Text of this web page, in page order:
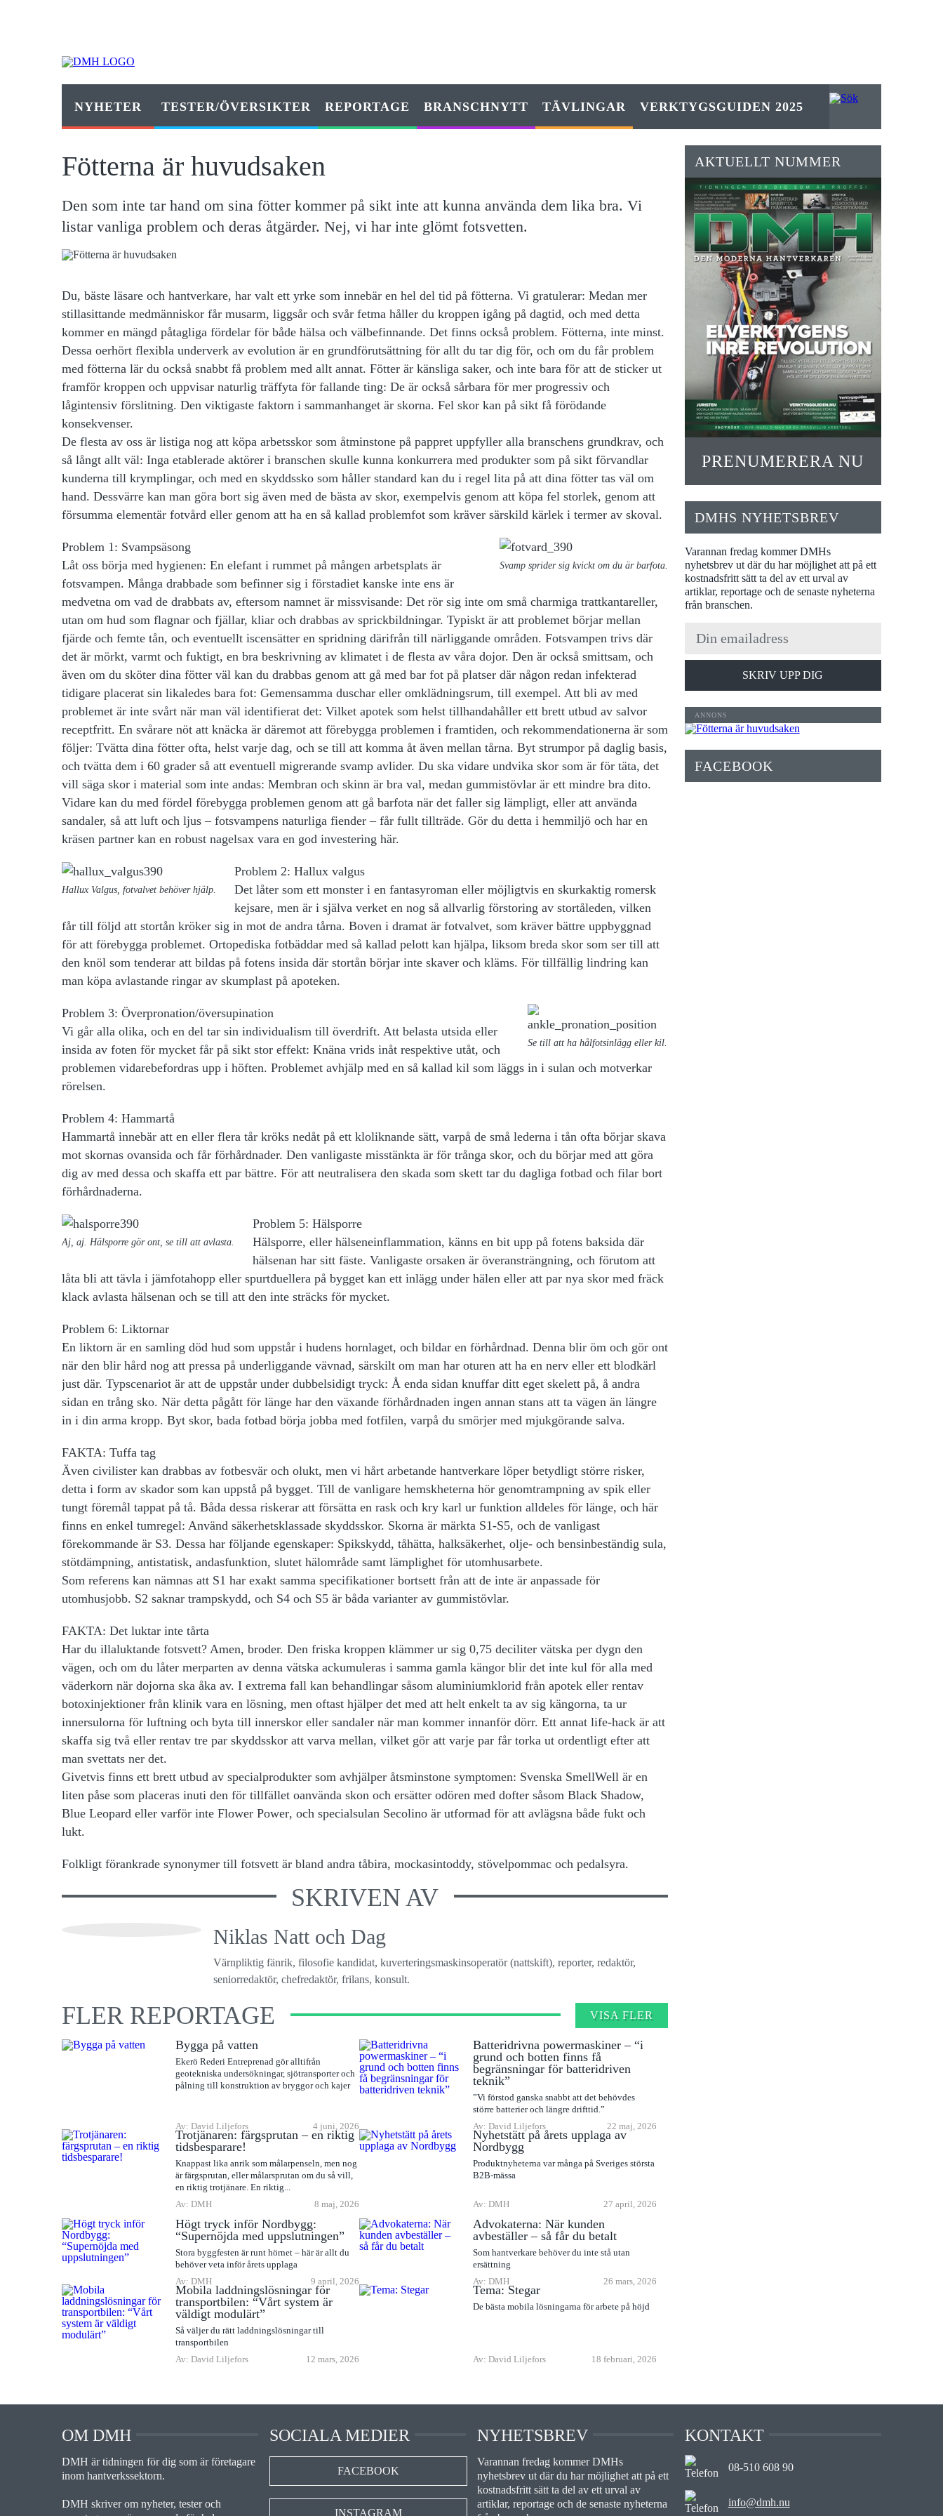
NYHETER TESTER/ÖVERSIKTER REPORTAGE BRANSCHNYTT TÄVLINGAR VERKTYGSGUIDEN 2025
Fötterna är huvudsaken
Den som inte tar hand om sina fötter kommer på sikt inte att kunna använda dem lika bra. Vi
listar vanliga problem och deras åtgärder. Nej, vi har inte glömt fotsvetten.
Du, bäste läsare och hantverkare, har valt ett yrke som innebär en hel del tid på fötterna. Vi gratulerar: Medan mer
stillasittande medmänniskor får musarm, liggsår och svår fetma håller du kroppen igång på dagtid, och med detta
kommer en mängd påtagliga fördelar för både hälsa och välbefinnande. Det finns också problem. Fötterna, inte minst.
Dessa oerhört flexibla underverk av evolution är en grundförutsättning för allt du tar dig för, och om du får problem
med fötterna lär du också snabbt få problem med allt annat. Fötter är känsliga saker, och inte bara för att de sticker ut
framför kroppen och uppvisar naturlig träffyta för fallande ting: De är också sårbara för mer progressiv och
lågintensiv förslitning. Den viktigaste faktorn i sammanhanget är skorna. Fel skor kan på sikt få förödande
konsekvenser.
De flesta av oss är listiga nog att köpa arbetsskor som åtminstone på pappret uppfyller alla branschens grundkrav, och
så långt allt väl: Inga etablerade aktörer i branschen skulle kunna konkurrera med produkter som på sikt förvandlar
kunderna till krymplingar, och med en skyddssko som håller standard kan du i regel lita på att dina fötter tas väl om
hand. Dessvärre kan man göra bort sig även med de bästa av skor, exempelvis genom att köpa fel storlek, genom att
försumma elementär fotvård eller genom att ha en så kallad problemfot som kräver särskild kärlek i termer av skoval.
Svamp sprider sig kvickt om du är barfota.
Problem 1: Svampsäsong
Låt oss börja med hygienen: En elefant i rummet på mången arbetsplats är
fotsvampen. Många drabbade som befinner sig i förstadiet kanske inte ens är
medvetna om vad de drabbats av, eftersom namnet är missvisande: Det rör sig inte om små charmiga trattkantareller,
utan om hud som flagnar och fjällar, kliar och drabbas av sprickbildningar. Typiskt är att problemet börjar mellan
fjärde och femte tån, och eventuellt iscensätter en spridning därifrån till närliggande områden. Fotsvampen trivs där
det är mörkt, varmt och fuktigt, en bra beskrivning av klimatet i de flesta av våra dojor. Den är också smittsam, och
även om du sköter dina fötter väl kan du drabbas genom att gå med bar fot på platser där någon redan infekterad
tidigare placerat sin likaledes bara fot: Gemensamma duschar eller omklädningsrum, till exempel. Att bli av med
problemet är inte svårt när man väl identifierat det: Vilket apotek som helst tillhandahåller ett brett utbud av salvor
receptfritt. En svårare nöt att knäcka är däremot att förebygga problemen i framtiden, och rekommendationerna är som
följer: Tvätta dina fötter ofta, helst varje dag, och se till att komma åt även mellan tårna. Byt strumpor på daglig basis,
och tvätta dem i 60 grader så att eventuell migrerande svamp avlider. Du ska vidare undvika skor som är för täta, det
vill säga skor i material som inte andas: Membran och skinn är bra val, medan gummistövlar är ett mindre bra dito.
Vidare kan du med fördel förebygga problemen genom att gå barfota när det faller sig lämpligt, eller att använda
sandaler, så att luft och ljus – fotsvampens naturliga fiender – får fullt tillträde. Gör du detta i hemmiljö och har en
kräsen partner kan en robust nagelsax vara en god investering här.
Hallux Valgus, fotvalvet behöver hjälp.
Problem 2: Hallux valgus
Det låter som ett monster i en fantasyroman eller möjligtvis en skurkaktig romersk
kejsare, men är i själva verket en nog så allvarlig förstoring av stortåleden, vilken
får till följd att stortån kröker sig in mot de andra tårna. Boven i dramat är fotvalvet, som kräver bättre uppbyggnad
för att förebygga problemet. Ortopediska fotbäddar med så kallad pelott kan hjälpa, liksom breda skor som ser till att
den knöl som tenderar att bildas på fotens insida där stortån börjar inte skaver och kläms. För tillfällig lindring kan
man köpa avlastande ringar av skumplast på apoteken.
Se till att ha hålfotsinlägg eller kil.
Problem 3: Överpronation/översupination
Vi går alla olika, och en del tar sin individualism till överdrift. Att belasta utsida eller
insida av foten för mycket får på sikt stor effekt: Knäna vrids inåt respektive utåt, och
problemen vidarebefordras upp i höften. Problemet avhjälp med en så kallad kil som läggs in i sulan och motverkar
rörelsen.
Problem 4: Hammartå
Hammartå innebär att en eller flera tår kröks nedåt på ett kloliknande sätt, varpå de små lederna i tån ofta börjar skava
mot skornas ovansida och får förhårdnader. Den vanligaste misstänkta är för trånga skor, och du börjar med att göra
dig av med dessa och skaffa ett par bättre. För att neutralisera den skada som skett tar du dagliga fotbad och filar bort
förhårdnaderna.
Aj, aj. Hälsporre gör ont, se till att avlasta.
Problem 5: Hälsporre
Hälsporre, eller hälseneinflammation, känns en bit upp på fotens baksida där
hälsenan har sitt fäste. Vanligaste orsaken är överansträngning, och förutom att
låta bli att tävla i jämfotahopp eller spurtduellera på bygget kan ett inlägg under hälen eller att par nya skor med fräck
klack avlasta hälsenan och se till att den inte sträcks för mycket.
Problem 6: Liktornar
En liktorn är en samling död hud som uppstår i hudens hornlaget, och bildar en förhårdnad. Denna blir öm och gör ont
när den blir hård nog att pressa på underliggande vävnad, särskilt om man har oturen att ha en nerv eller ett blodkärl
just där. Typscenariot är att de uppstår under dubbelsidigt tryck: Å enda sidan knuffar ditt eget skelett på, å andra
sidan en trång sko. När detta pågått för länge har den växande förhårdnaden ingen annan stans att ta vägen än längre
in i din arma kropp. Byt skor, bada fotbad börja jobba med fotfilen, varpå du smörjer med mjukgörande salva.
FAKTA: Tuffa tag
Även civilister kan drabbas av fotbesvär och olukt, men vi hårt arbetande hantverkare löper betydligt större risker,
detta i form av skador som kan uppstå på bygget. Till de vanligare hemskheterna hör genomtrampning av spik eller
tungt föremål tappat på tå. Båda dessa riskerar att försätta en rask och kry karl ur funktion alldeles för länge, och här
finns en enkel tumregel: Använd säkerhetsklassade skyddsskor. Skorna är märkta S1-S5, och de vanligast
förekommande är S3. Dessa har följande egenskaper: Spikskydd, tåhätta, halksäkerhet, olje- och bensinbeständig sula,
stötdämpning, antistatisk, andasfunktion, slutet hälområde samt lämplighet för utomhusarbete.
Som referens kan nämnas att S1 har exakt samma specifikationer bortsett från att de inte är anpassade för
utomhusjobb. S2 saknar trampskydd, och S4 och S5 är båda varianter av gummistövlar.
FAKTA: Det luktar inte tårta
Har du illaluktande fotsvett? Amen, broder. Den friska kroppen klämmer ur sig 0,75 deciliter vätska per dygn den
vägen, och om du låter merparten av denna vätska ackumuleras i samma gamla kängor blir det inte kul för alla med
väderkorn när dojorna ska åka av. I extrema fall kan behandlingar såsom aluminiumklorid från apotek eller rentav
botoxinjektioner från klinik vara en lösning, men oftast hjälper det med att helt enkelt ta av sig kängorna, ta ur
innersulorna för luftning och byta till innerskor eller sandaler när man kommer innanför dörr. Ett annat life-hack är att
skaffa sig två eller rentav tre par skyddsskor att varva mellan, vilket gör att varje par får torka ut ordentligt efter att
man svettats ner det.
Givetvis finns ett brett utbud av specialprodukter som avhjälper åtsminstone symptomen: Svenska SmellWell är en
liten påse som placeras inuti den för tillfället oanvända skon och ersätter odören med dofter såsom Black Shadow,
Blue Leopard eller varför inte Flower Power, och specialsulan Secolino är utformad för att avlägsna både fukt och
lukt.
Folkligt förankrade synonymer till fotsvett är bland andra tåbira, mockasintoddy, stövelpommac och pedalsyra.
SKRIVEN AV
Niklas Natt och Dag
Värnpliktig fänrik, filosofie kandidat, kuverteringsmaskinsoperatör (nattskift), reporter, redaktör,
seniorredaktör, chefredaktör, frilans, konsult.
FLER REPORTAGE VISA FLER
Bygga på vatten
Ekerö Rederi Entreprenad gör alltifrån
geotekniska undersökningar, sjötransporter och
pålning till konstruktion av bryggor och kajer
Av: David Liljefors 4 juni, 2026
Batteridrivna powermaskiner – “i
grund och botten finns få
begränsningar för batteridriven
teknik”
”Vi förstod ganska snabbt att det behövdes
större batterier och längre drifttid.”
Av: David Liljefors
22 maj, 2026
Trotjänaren: färgsprutan – en riktig
tidsbesparare!
Knappast lika anrik som målarpenseln, men nog
är färgsprutan, eller målarsprutan om du så vill,
en riktig trotjänare. En riktig...
Av: DMH
8 maj, 2026
Nyhetstätt på årets upplaga av
Nordbygg
Produktnyheterna var många på Sveriges största
B2B-mässa
Av: DMH 27 april, 2026
Högt tryck inför Nordbygg:
“Supernöjda med uppslutningen”
Stora byggfesten är runt hörnet – här är allt du
behöver veta inför årets upplaga
Av: DMH
9 april, 2026
Advokaterna: När kunden
avbeställer – så får du betalt
Som hantverkare behöver du inte stå utan
ersättning
Av: DMH
26 mars, 2026
Mobila laddningslösningar för
transportbilen: “Vårt system är
väldigt modulärt”
Så väljer du rätt laddningslösningar till
transportbilen
Av: David Liljefors
12 mars, 2026
Tema: Stegar
De bästa mobila lösningarna för arbete på höjd
Av: David Liljefors 18 februari, 2026
AKTUELLT NUMMER
PRENUMERERA NU
DMHS NYHETSBREV
Varannan fredag kommer DMHs
nyhetsbrev ut där du har möjlighet att på ett
kostnadsfritt sätt ta del av ett urval av
artiklar, reportage och de senaste nyheterna
från branschen.
SKRIV UPP DIG
FACEBOOK
OM DMH
DMH är tidningen för dig som är företagare
inom hantverkssektorn.
DMH skriver om nyheter, tester och
SOCIALA MEDIER
FACEBOOK
INSTAGRAM
NYHETSBREV
Varannan fredag kommer DMHs
nyhetsbrev ut där du har möjlighet att på ett
kostnadsfritt sätt ta del av ett urval av
artiklar, reportage och de senaste nyheterna
KONTAKT
08-510 608 90
info@dmh.nu